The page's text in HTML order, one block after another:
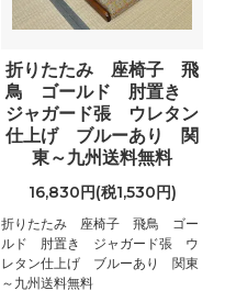
折りたたみ 座椅子 飛
鳥 ゴールド 肘置き
ジャガード張 ウレタン
仕上げ ブルーあり 関
東～九州送料無料
16,830円(税1,530円)
折りたたみ 座椅子 飛鳥 ゴー
ルド 肘置き ジャガード張 ウ
レタン仕上げ ブルーあり 関東
～九州送料無料